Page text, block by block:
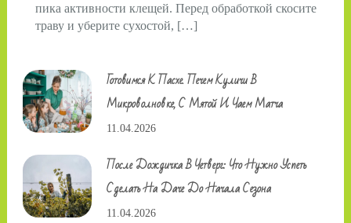
пика активности клещей. Перед обработкой скосите
траву и уберите сухостой, […]
Готовимся К Пасхе. Печем Куличи В
Микроволновке, С Мятой И Чаем Матча
11.04.2026
После Дождичка В Четверг: Что Нужно Успеть
Сделать На Даче До Начала Сезона
11.04.2026